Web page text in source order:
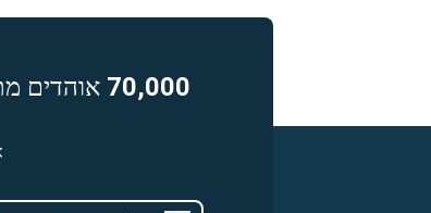
70,000 אוהדים